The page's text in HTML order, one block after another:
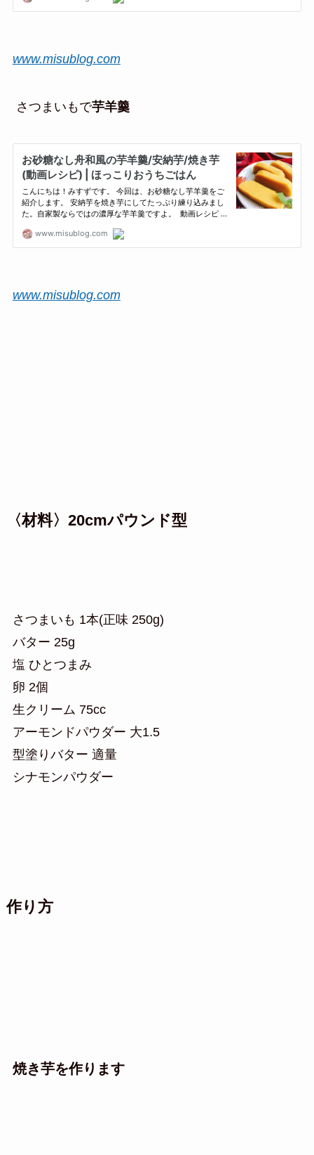
www.misublog.com
さつまいもで芋羊羹
www.misublog.com
〈材料〉20cmパウンド型
さつまいも 1本(正味 250g)
バター 25g
塩 ひとつまみ
卵 2個
生クリーム 75cc
アーモンドパウダー 大1.5
型塗りバター 適量
シナモンパウダー
作り方
焼き芋を作ります